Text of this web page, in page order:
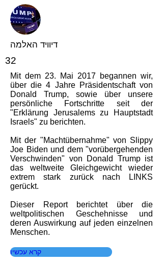
דיוויד האלמה
32
Mit dem 23. Mai 2017 begannen wir,
über die 4 Jahre Präsidentschaft von
Donald Trump, sowie über unsere
persönliche Fortschritte seit der
"Erklärung Jerusalems zu Hauptstadt
Israels" zu berichten.
Mit der "Machtübernahme" von Slippy
Joe Biden und dem "vorübergehenden
Verschwinden" von Donald Trump ist
das weltweite Gleichgewicht wieder
extrem stark zurück nach LINKS
gerückt.
Dieser Report berichtet über die
weltpolitischen Geschehnisse und
deren Auswirkung auf jeden einzelnen
Menschen.
קרא עכשיו